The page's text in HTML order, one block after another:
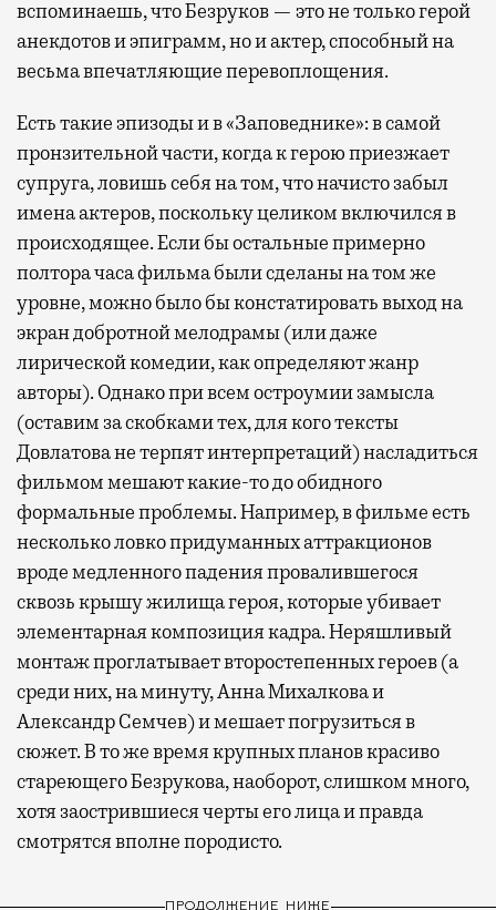
вспоминаешь, что Безруков — это не только герой
анекдотов и эпиграмм, но и актер, способный на
весьма впечатляющие перевоплощения.
Есть такие эпизоды и в «Заповеднике»: в самой
пронзительной части, когда к герою приезжает
супруга, ловишь себя на том, что начисто забыл
имена актеров, поскольку целиком включился в
происходящее. Если бы остальные примерно
полтора часа фильма были сделаны на том же
уровне, можно было бы констатировать выход на
экран добротной мелодрамы (или даже
лирической комедии, как определяют жанр
авторы). Однако при всем остроумии замысла
(оставим за скобками тех, для кого тексты
Довлатова не терпят интерпретаций) насладиться
фильмом мешают какие-то до обидного
формальные проблемы. Например, в фильме есть
несколько ловко придуманных аттракционов
вроде медленного падения провалившегося
сквозь крышу жилища героя, которые убивает
элементарная композиция кадра. Неряшливый
монтаж проглатывает второстепенных героев (а
среди них, на минуту, Анна Михалкова и
Александр Семчев) и мешает погрузиться в
сюжет. В то же время крупных планов красиво
стареющего Безрукова, наоборот, слишком много,
хотя заострившиеся черты его лица и правда
смотрятся вполне породисто.
ПРОДОЛЖЕНИЕ НИЖЕ